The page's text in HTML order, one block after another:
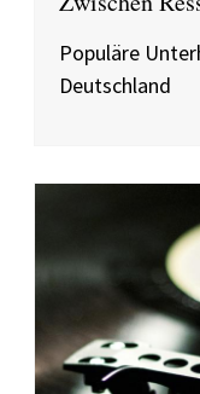
Populäre
Deutschland